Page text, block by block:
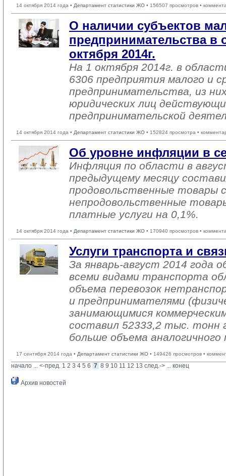
14 октября 2014 года • Департамент статистики ЖО • 156507 просмотров •
О наличии субъектов
предпринимательства в
октября 2014г.
На 1 октября 2014г. в
6306 предприятия малого и
предпринимательства, из
юридических лиц
предпринимательской
14 октября 2014 года • Департамент статистики ЖО • 152824 просмотра •
Об уровне инфляции в
Инфляция по области в
предыдущему месяцу
продовольственные товары
непродовольственные
платные услуги на 0,1%.
14 октября 2014 года • Департамент статистики ЖО • 170940 просмотров •
Услуги транспорта и
За январь-август 2014 года
всеми видами транспорта
объема перевозок
и предпринимателями
занимающимися
составил 52333,2 тыс. тонн
больше объема аналогичного
17 сентября 2014 года • Департамент статистики ЖО • 149426 просмотров •
начало ... <-пред. 1 2 3 4 5 6 7 8 9 10 11 12 13 след.-> ... конец
Архив новостей